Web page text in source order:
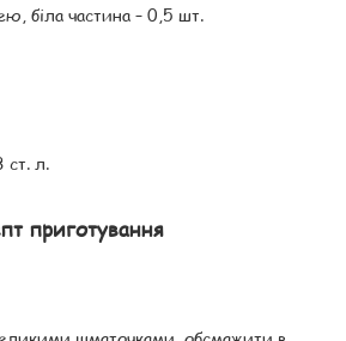
біла частина – 0,5 шт.
ст. л.
приготування